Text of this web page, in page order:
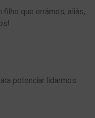
filho que errámos, aliás,
potenciar lidarmos